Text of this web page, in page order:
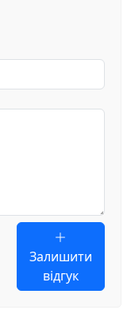
Залишити
відгук